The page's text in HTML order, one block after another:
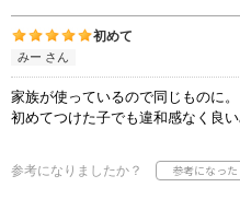
初めて
みー さん
家族が使っているので同じものに。
初めてつけた子でも違和感なく良い
参考になりましたか？